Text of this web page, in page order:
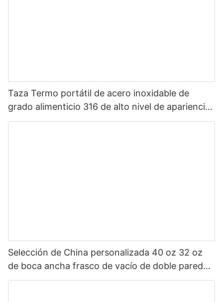
Taza Termo portátil de acero inoxidable de
grado alimenticio 316 de alto nivel de apariencia
Sanrio de dibujos animados portátil para niños
Selección de China personalizada 40 oz 32 oz
de boca ancha frasco de vacío de doble pared
botella de agua deportiva aislada de acero